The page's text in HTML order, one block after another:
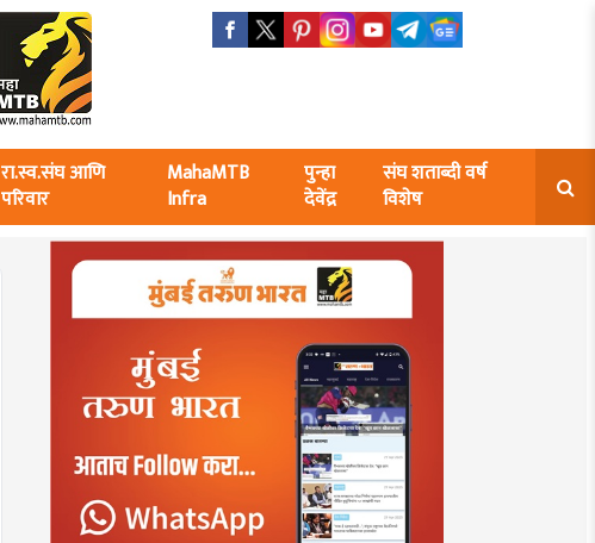
रा.स्व.संघ आणि
परिवार
MahaMTB
Infra
पुन्हा
देवेंद्र
संघ शताब्दी वर्ष
विशेष